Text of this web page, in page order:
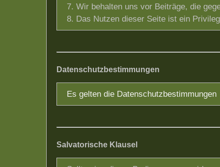
7. Wir behalten uns vor Beiträge, die
8. Das Nutzen dieser Seite ist ein
Datenschutzbestimmungen
Es gelten die Datenschutzbestimmungen
Salvatorische Klausel